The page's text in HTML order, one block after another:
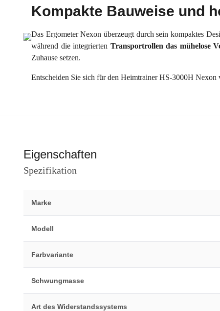
Kompakte Bauweise und
Das Ergometer Nexon überzeugt durch sein kompaktes
während die integrierten Transportrollen das mühelose
Zuhause setzen.
Entscheiden Sie sich für den Heimtrainer HS-3000H
Eigenschaften
Spezifikation
Marke
Modell
Farbvariante
Schwungmasse
Art des Widerstandssystems